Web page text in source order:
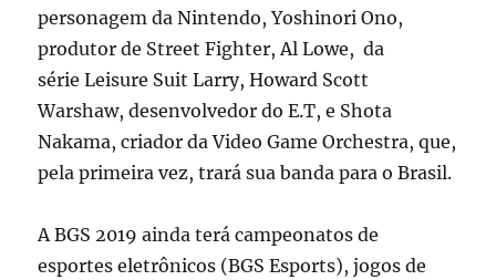
personagem da Nintendo, Yoshinori Ono,
produtor de Street Fighter, Al Lowe, da
série Leisure Suit Larry, Howard Scott
Warshaw, desenvolvedor do E.T, e Shota
Nakama, criador da Video Game Orchestra, que,
pela primeira vez, trará sua banda para o Brasil.
A BGS 2019 ainda terá campeonatos de
esportes eletrônicos (BGS Esports), jogos de